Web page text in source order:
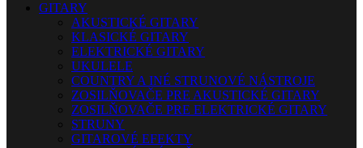
GITARY
AKUSTICKÉ GITARY
KLASICKÉ GITARY
ELEKTRICKÉ GITARY
UKULELE
COUNTRY A INÉ STRUNOVÉ NÁSTROJE
ZOSILŇOVAČE PRE AKUSTICKÉ GITARY
ZOSILŇOVAČE PRE ELEKTRICKÉ GITARY
STRUNY
GITAROVÉ EFEKTY